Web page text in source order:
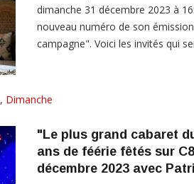
dimanche 31 décembre 2023 à
nouveau numéro de son
campagne". Voici les invités qui
, Dimanche
"Le plus grand cabaret
ans de féérie fêtés sur
décembre 2023 avec